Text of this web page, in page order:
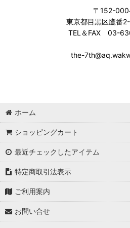
〒152-
東京都目黒区鷹番
TEL＆FAX 03-
the-
ホーム
ショッピングカート
最近チェックしたアイテム
特定商取引法表示
ご利用案内
お問い合せ